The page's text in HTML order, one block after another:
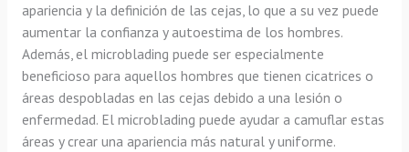
apariencia y la definición de las cejas, lo que a su vez puede
aumentar la confianza y autoestima de los hombres.
Además, el microblading puede ser especialmente
beneficioso para aquellos hombres que tienen cicatrices o
áreas despobladas en las cejas debido a una lesión o
enfermedad. El microblading puede ayudar a camuflar estas
áreas y crear una apariencia más natural y uniforme.